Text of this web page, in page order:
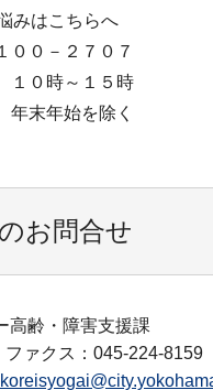
みはこちらへ
０－２７０７
０時～１５時
年始を除く
お問合せ
高齢・障害支援課
ファクス：045-224-8159